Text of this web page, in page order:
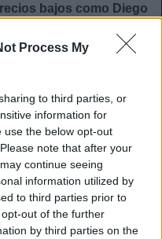
Process My
to third parties, or
information for
use the below opt-out
note that after your
continue seeing
information utilized by
to third parties prior to
out of the further
by third parties on the
bajos como Diego
de que suban su valor!
Lopetegui en el
actual por debajo de los
ha sumado 184 y
los 4,5 y 7 millones el
2.480.000)